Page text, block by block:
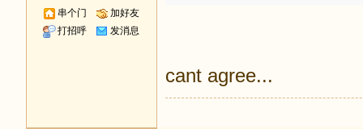
串个门
加好友
打招呼
发消息
cant agree...